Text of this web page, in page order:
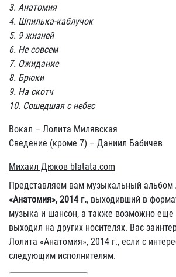
3. Анатомия
4. Шпилька-каблучок
5. 9 жизней
6. Не совсем
7. Ожидание
8. Брюки
9. На скотч
10. Сошедшая с небес
Вокал – Лолита Милявская
Сведение (кроме 7) – Даниил Бабичев
Михаил Дюков blatata.com
Представляем вам музыкальный альбом
«Анатомия», 2014 г., выходивший в
музыка и шансон, а также возможно еще
выходил на других носителях. Вас
Лолита «Анатомия», 2014 г., если с
следующим исполнителям.